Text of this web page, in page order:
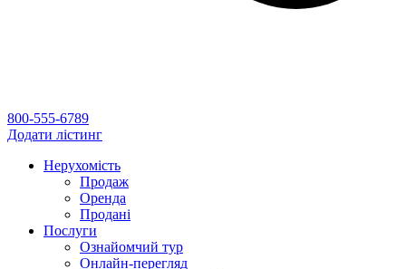
800-555-6789
Додати лістинг
Нерухомість
Продаж
Оренда
Продані
Послуги
Ознайомчий тур
Онлайн-перегляд